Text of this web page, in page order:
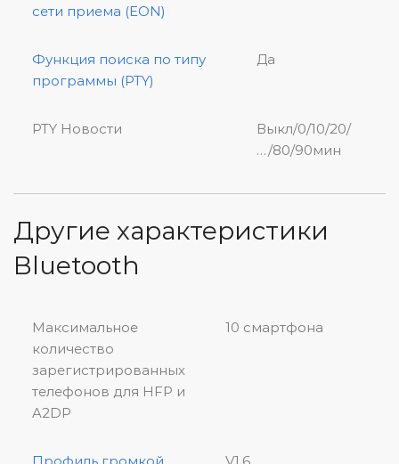
сети приема (EON)
Функция поиска по типу
программы (PTY)
Да
PTY Новости
Выкл/0/10/20/
…/80/90мин
Другие характеристики
Bluetooth
Максимальное
количество
зарегистрированных
телефонов для HFP и
A2DP
10 смартфона